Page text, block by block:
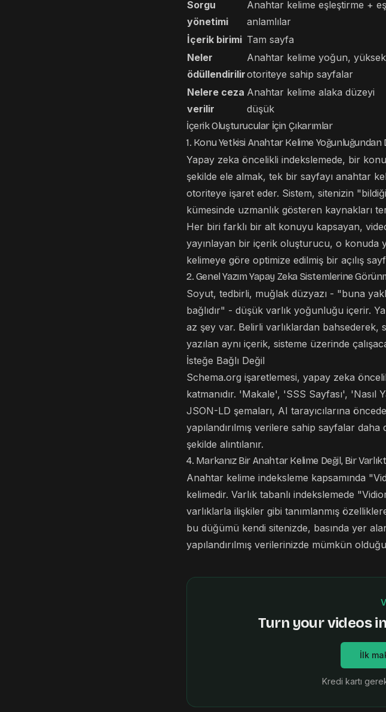
Sorgu
yönetimi
Anahtar kelime eşleştirme + eş
anlamlılar
İçerik birimi Tam sayfa
Neler
ödüllendirilir
Anahtar kelime yoğun, yüksek
otoriteye sahip sayfalar
Nelere ceza
verilir
Anahtar kelime alaka düzeyi
düşük
İçerik Oluşturucular İçin Çıkarımlar
1. Konu Yetkisi Anahtar Kelime Yoğunluğundan
Yapay zeka öncelikli indekslemede, bir
şekilde ele almak, tek bir sayfayı anahtar
otoriteye işaret eder. Sistem, sitenizin
kümesinde uzmanlık gösteren kaynakları
Her biri farklı bir alt konuyu kapsayan,
yayınlayan bir içerik oluşturucu, o konuda
kelimeye göre optimize edilmiş bir açılış
2. Genel Yazım Yapay Zeka Sistemlerine
Soyut, tedbirli, muğlak düzyazı - "buna
bağlıdır" - düşük varlık yoğunluğu içerir.
az şey var. Belirli varlıklardan bahsederek,
yazılan aynı içerik, sisteme üzerinde
İsteğe Bağlı Değil
Schema.org işaretlemesi, yapay zeka
katmanıdır. 'Makale', 'SSS Sayfası', 'Nasıl
JSON-LD şemaları, AI tarayıcılarına
yapılandırılmış verilere sahip sayfalar
şekilde alıntılanır.
4. Markanız Bir Anahtar Kelime Değil, Bir
Anahtar kelime indeksleme kapsamında
kelimedir. Varlık tabanlı indekslemede
varlıklarla ilişkiler gibi tanımlanmış
bu düğümü kendi sitenizde, basında yer
yapılandırılmış verilerinizde mümkün
Turn your videos
İlk
Kredi kartı